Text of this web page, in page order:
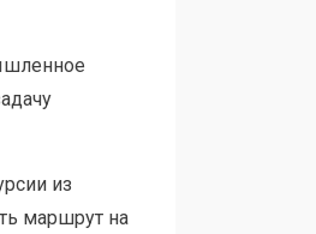
из
маршрут на